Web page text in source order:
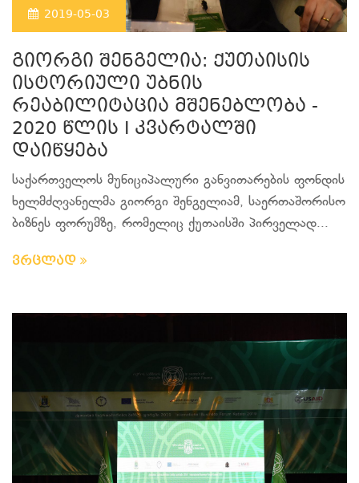
2019-05-03
გიორგი შენგელია: ქუთაისის
ისტორიული უბნის
რეაბილიტაცია მშენებლობა -
2020 წლის I კვარტალში
დაიწყება
საქართველოს მუნიციპალური განვითარების ფონდის
ხელმძღვანელმა გიორგი შენგელიამ, საერთაშორისო
ბიზნეს ფორუმზე, რომელიც ქუთაისში პირველად...
ვრცლად